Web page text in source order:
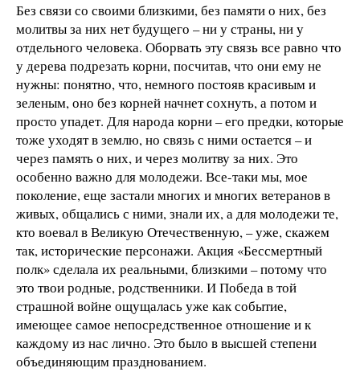
Без связи со своими близкими, без памяти о них, без
молитвы за них нет будущего – ни у страны, ни у
отдельного человека. Оборвать эту связь все равно что
у дерева подрезать корни, посчитав, что они ему не
нужны: понятно, что, немного постояв красивым и
зеленым, оно без корней начнет сохнуть, а потом и
просто упадет. Для народа корни – его предки, которые
тоже уходят в землю, но связь с ними остается – и
через память о них, и через молитву за них. Это
особенно важно для молодежи. Все-таки мы, мое
поколение, еще застали многих и многих ветеранов в
живых, общались с ними, знали их, а для молодежи те,
кто воевал в Великую Отечественную, – уже, скажем
так, исторические персонажи. Акция «Бессмертный
полк» сделала их реальными, близкими – потому что
это твои родные, родственники. И Победа в той
страшной войне ощущалась уже как событие,
имеющее самое непосредственное отношение и к
каждому из нас лично. Это было в высшей степени
объединяющим празднованием.